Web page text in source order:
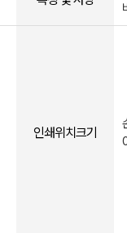
인쇄위치크기